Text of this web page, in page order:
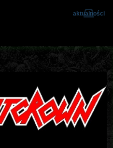
aktualności